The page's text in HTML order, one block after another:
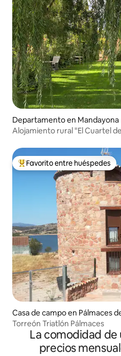
Departamento en Mandayona
Alojamiento rural "El Cuartel
De los mejores en Favorito
Favorito entre huéspedes
Casa de campo en Pálmaces
Torreón Triatlón Pálmaces
La comodidad de
precios